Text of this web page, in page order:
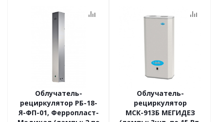
Облучатель-
рециркулятор РБ-18-
Я-ФП-01, Ферропласт-
Облучатель-
рециркулятор
МСК-913Б МЕГИДЕЗ